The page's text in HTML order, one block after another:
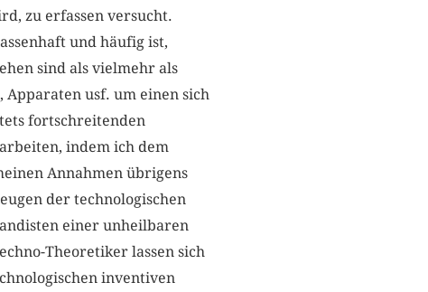
zu erfassen versucht.
und häufig ist,
sind als vielmehr als
Apparaten usf. um einen sich
fortschreitenden
indem ich dem
Annahmen übrigens
der technologischen
einer unheilbaren
Theoretiker lassen sich
inventiven